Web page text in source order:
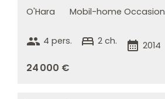
O'Hara Mobil-home Occasion
group 4 pers. bed 2 ch. calendar_month 2014
24 000 €